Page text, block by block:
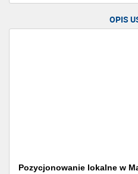
OPIS
Pozycjonowanie lokalne w